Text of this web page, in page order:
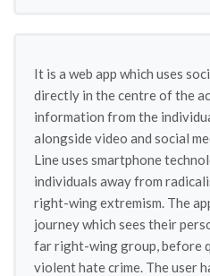
It is a web app which uses
directly in the centre of the
information from the
alongside video and social
Line uses smartphone
individuals away from
right-wing extremism. The
journey which sees their
far right-wing group, before
violent hate crime. The user